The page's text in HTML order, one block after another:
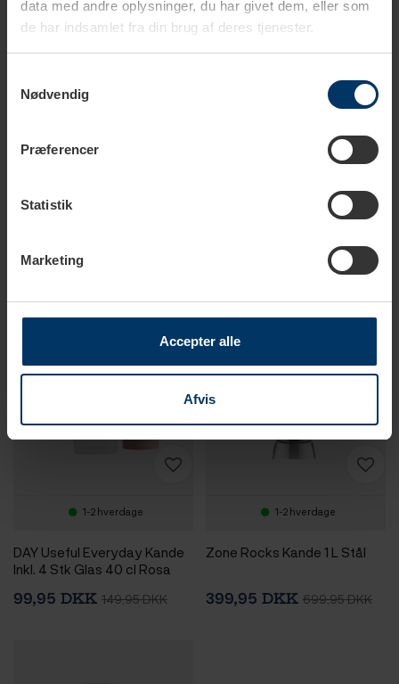
data med andre oplysninger, du har givet dem, eller som
de har indsamlet fra din brug af deres tjenester.
Nødvendig
Præferencer
Statistik
Marketing
Accepter alle
Afvis
Inkl. 4 Stk Glas 40 cl Grøn
149,95 DKK
1-2 hverdage
DAY Useful Everyday Kande
Inkl. 4 Stk Glas 40 cl Rosa
99,95 DKK 149,95 DKK
1-2 hverdage
Zone Rocks Kande 1 L Stål
399,95 DKK 699,95 DKK